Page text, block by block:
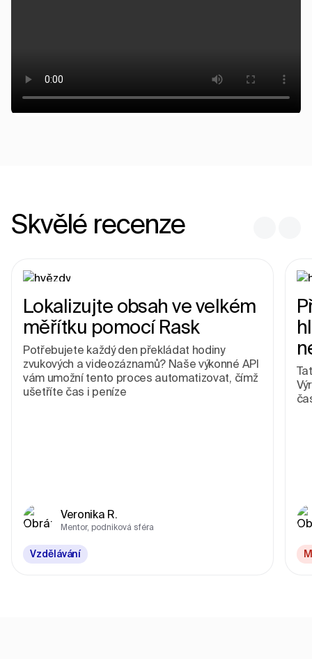
Skvělé recenze
Lokalizujte obsah ve velkém
měřítku pomocí Rask
Potřebujete každý den překládat hodiny
zvukových a videozáznamů? Naše výkonné API
vám umožní tento proces automatizovat, čímž
ušetříte čas i peníze
Veronika R.
Mentor, podniková sféra
Vzdělávání